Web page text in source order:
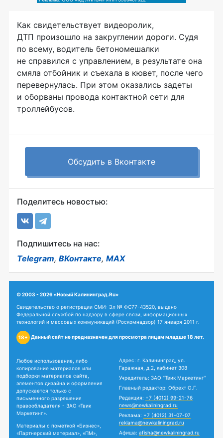
Как свидетельствует видеоролик,
ДТП произошло на закруглении дороги. Судя
по всему, водитель бетономешалки
не справился с управлением, в результате она
смяла отбойник и съехала в кювет, после чего
перевернулась. При этом оказались задеты
и оборваны провода контактной сети для
троллейбусов.
Обсудить в Вконтакте
Поделитесь новостью:
Подпишитесь на нас:
Telegram, ВКонтакте, MAX
© 2003 - 2026 «Новый Калининград.Ru»
Свидетельство о регистрации СМИ: Эл № ФС77-43520, выдано
Федеральной службой по надзору в сфере связи, информационных
технологий и массовых коммуникаций (Роскомнадзор) 17 января 2011 г.
18+ Данный сайт не предназначен для просмотра лицам младше 18 лет.
Любое использование, либо
копирование материалов или
подборки материалов сайта,
элементов дизайна и оформления
допускается только с
письменного разрешения
правообладателя - ЗАО «Твик
Маркетинг».
Материалы с пометкой «Бизнес»,
«Партнерский материал», «ПМ»,
Адрес: г. Калининград, ул.
Гаражная, д.2, кабинет 308
Учредитель: ЗАО "Твик Маркетинг"
Главный редактор: Обрехт О.Г.
Редакция: +7 (4012) 99-21-76
news@newkaliningrad.ru
Реклама: +7 (4012) 31-07-07
reklama@newkaliningrad.ru
Афиша: afisha@newkaliningrad.ru